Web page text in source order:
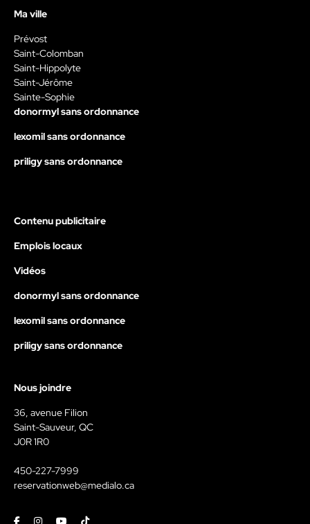
Ma ville
Prévost
Saint-Colomban
Saint-Hippolyte
Saint-Jérôme
Sainte-Sophie
donormyl sans ordonnance
lexomil sans ordonnance
priligy sans ordonnance
Contenu publicitaire
Emplois locaux
Vidéos
donormyl sans ordonnance
lexomil sans ordonnance
priligy sans ordonnance
Nous joindre
36, avenue Filion
Saint-Sauveur, QC
J0R 1R0
450-227-7999
reservationweb@medialo.ca
FacebookInstagramYoutubeTiktok